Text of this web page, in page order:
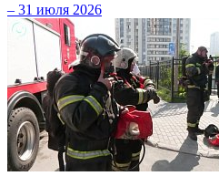
– 31 июля 2026